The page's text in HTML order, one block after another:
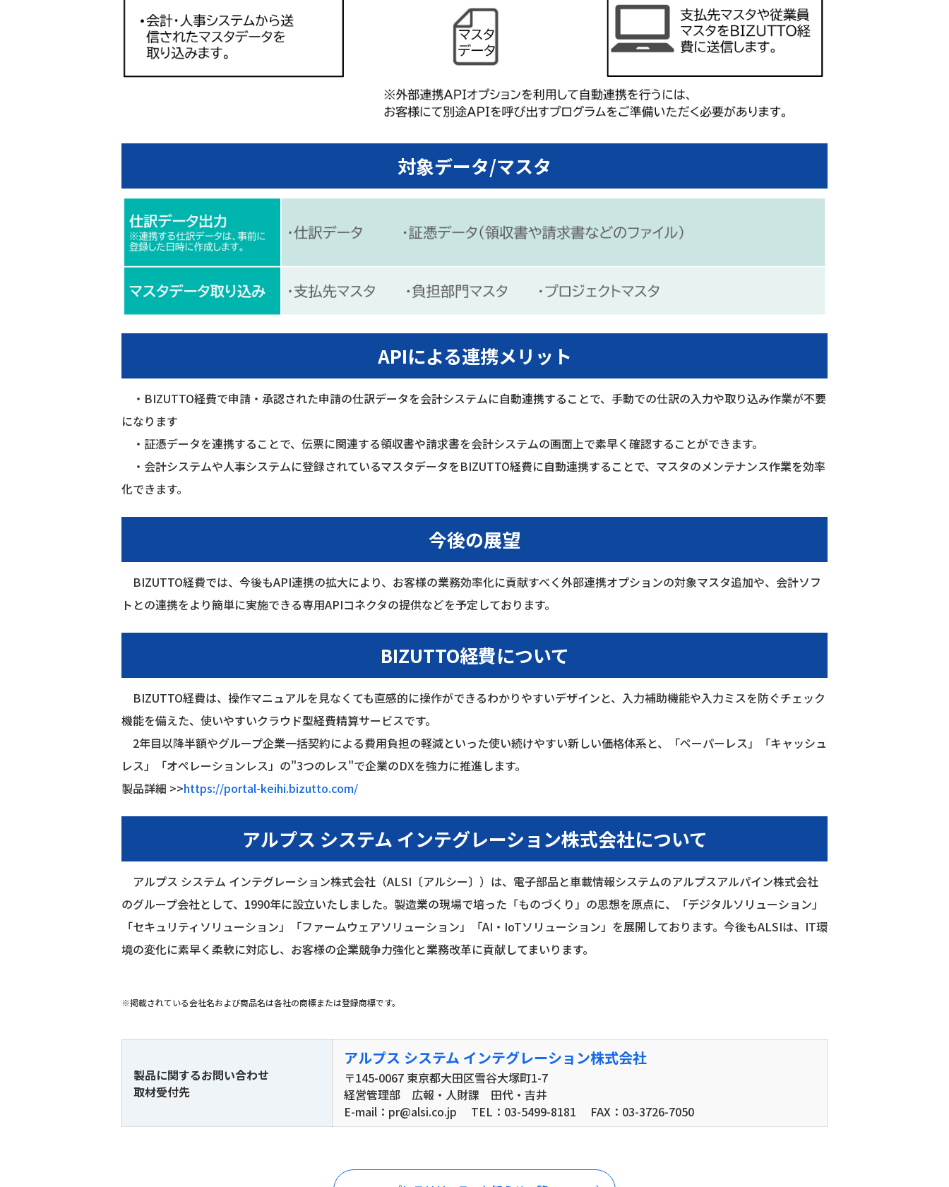
対象データ/マスタ
APIによる連携メリット
・BIZUTTO経費で申請・承認された申請の仕訳データを会計システムに自動連携することで、​手動での仕訳の入力や取り込み作業が不要
になります
・証憑データを連携することで、伝票に関連する領収書や請求書を会計システムの画面上で素早く確認することができます。​
・会計システムや人事システムに登録されているマスタデータをBIZUTTO経費に自動連携することで、​マスタのメンテナンス作業を効率
化できます。​
今後の展望
BIZUTTO経費では、今後もAPI連携の拡大により、お客様の業務効率化に貢献すべく外部連携オプションの対象マスタ追加や、会計ソフ
トとの連携をより簡単に実施できる専用APIコネクタの提供などを予定しております。
BIZUTTO経費について
BIZUTTO経費は、操作マニュアルを見なくても直感的に操作ができるわかりやすいデザインと、入力補助機能や入力ミスを防ぐチェック
機能を備えた、使いやすいクラウド型経費精算サービスです。
2年目以降半額やグループ企業一括契約による費用負担の軽減といった使い続けやすい新しい価格体系と、「ペーパーレス」「キャッシュ
レス」「オペレーションレス」の"3つのレス"で企業のDXを強力に推進します。
製品詳細 >>https://portal-keihi.bizutto.com/
アルプス システム インテグレーション株式会社について
アルプス システム インテグレーション株式会社（ALSI〔アルシー〕）は、電子部品と車載情報システムのアルプスアルパイン株式会社
のグループ会社として、1990年に設立いたしました。製造業の現場で培った「ものづくり」の思想を原点に、「デジタルソリューション」
「セキュリティソリューション」「ファームウェアソリューション」「AI・IoTソリューション」を展開しております。今後もALSIは、IT環
境の変化に素早く柔軟に対応し、お客様の企業競争力強化と業務改革に貢献してまいります。
※掲載されている会社名および商品名は各社の商標または登録商標です。
製品に関するお問い合わせ
取材受付先
アルプス システム インテグレーション株式会社
〒145-0067 東京都大田区雪谷大塚町1-7
経営管理部 広報・人財課 田代・吉井
E-mail：pr@alsi.co.jp
TEL：03-5499-8181 FAX：03-3726-7050